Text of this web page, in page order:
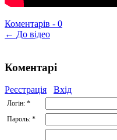
Коментарів - 0
← До відео
Коментарі
Реєстрація Вхід
Логін: *
Пароль: *